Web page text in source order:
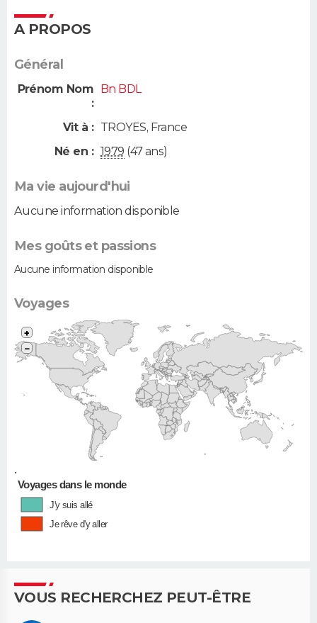
A PROPOS
Général
Prénom Nom
:
Bn BDL
Vit à : TROYES, France
Né en : 1979 (47 ans)
Ma vie aujourd'hui
Aucune information disponible
Mes goûts et passions
Aucune information disponible
Voyages
•
+
−
Voyages dans le monde
J'y suis allé
Je rêve d'y aller
VOUS RECHERCHEZ PEUT-ÊTRE